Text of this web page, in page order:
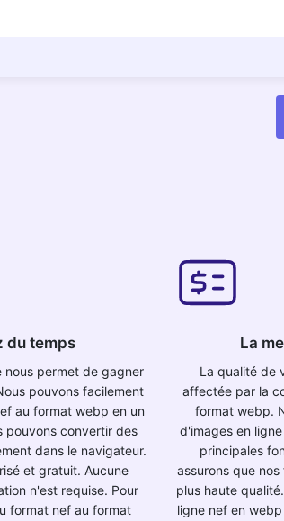
du temps
nous permet de gagner
pouvons facilement
au format webp en un
pouvons convertir des
dans le navigateur.
et gratuit. Aucune
n'est requise. Pour
format nef au format
La
La qualité de
affectée par la
format webp.
d'images en
principales
assurons que
plus haute
ligne nef en